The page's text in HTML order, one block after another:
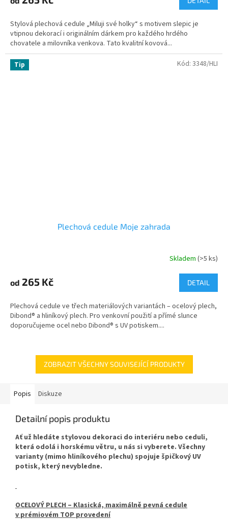
Stylová plechová cedule „Miluji své holky“ s motivem slepic je
vtipnou dekorací i originálním dárkem pro každého hrdého
chovatele a milovníka venkova. Tato kvalitní kovová...
Tip
Plechová cedule Moje zahrada
Skladem (>5 ks)
od 265 Kč DETAIL
Plechová cedule ve třech materiálových variantách – ocelový plech,
Dibond® a hliníkový plech. Pro venkovní použití a přímé slunce
doporučujeme ocel nebo Dibond® s UV potiskem....
Kód: 3348/HLI
ZOBRAZIT VŠECHNY SOUVISEJÍCÍ PRODUKTY
Popis Diskuze
Detailní popis produktu
Ať už hledáte stylovou dekoraci do interiéru nebo ceduli,
která odolá i horskému větru, u nás si vyberete. Všechny
varianty (mimo hliníkového plechu) spojuje špičkový UV
potisk, který nevybledne.
OCELOVÝ PLECH – Klasická, maximálně pevná cedule
v prémiovém TOP provedení